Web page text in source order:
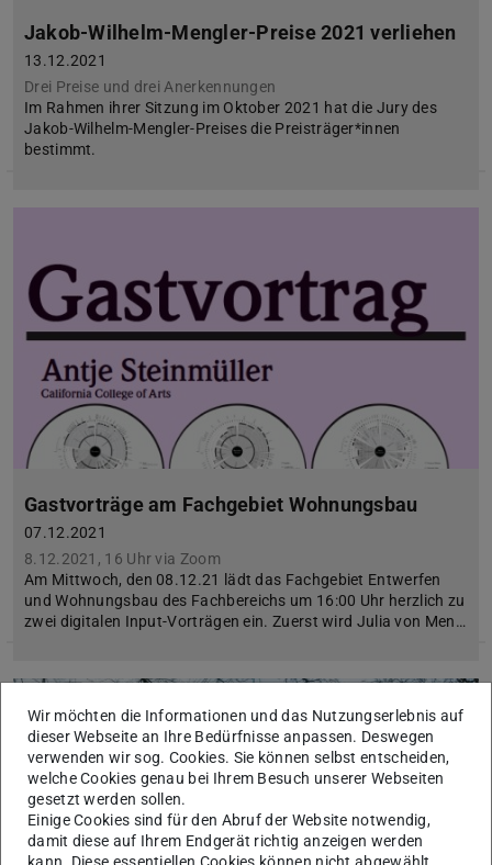
Jakob-Wilhelm-Mengler-Preise 2021 verliehen
13.12.2021
Drei Preise und drei Anerkennungen
Im Rahmen ihrer Sitzung im Oktober 2021 hat die Jury des
Jakob-Wilhelm-Mengler-Preises die Preisträger*innen
bestimmt.
Gastvorträge am Fachgebiet Wohnungsbau
07.12.2021
8.12.2021, 16 Uhr via Zoom
Am Mittwoch, den 08.12.21 lädt das Fachgebiet Entwerfen
und Wohnungsbau des Fachbereichs um 16:00 Uhr herzlich zu
zwei digitalen Input-Vorträgen ein. Zuerst wird Julia von Men…
Wir möchten die Informationen und das Nutzungserlebnis auf
dieser Webseite an Ihre Bedürfnisse anpassen. Deswegen
verwenden wir sog. Cookies. Sie können selbst entscheiden,
welche Cookies genau bei Ihrem Besuch unserer Webseiten
gesetzt werden sollen.
Einige Cookies sind für den Abruf der Website notwendig,
damit diese auf Ihrem Endgerät richtig anzeigen werden